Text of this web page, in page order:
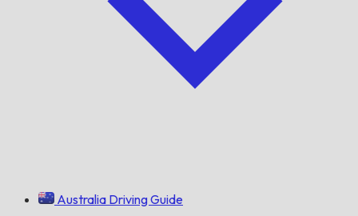
Australia Driving Guide